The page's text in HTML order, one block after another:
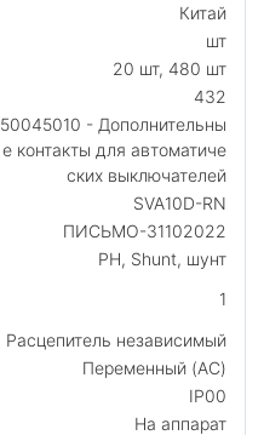
Китай
шт
20 шт, 480 шт
432
50045010 - Дополнительны
е контакты для автоматиче
ских выключателей
SVA10D-RN
ПИСЬМО-31102022
РН, Shunt, шунт
1
Расцепитель независимый
Переменный (AC)
IP00
На аппарат